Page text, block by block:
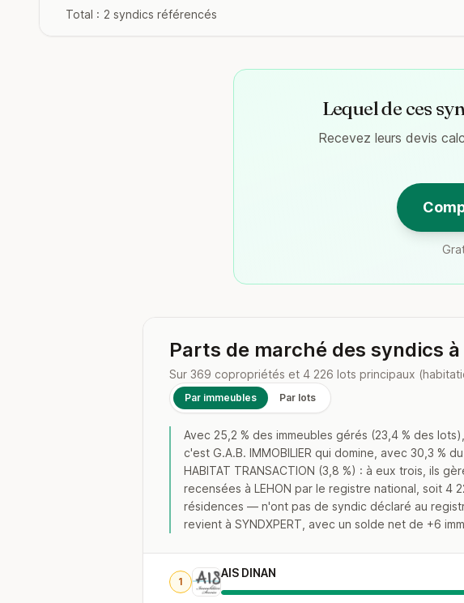
Total : 2 syndics référencés
Lequel de ces
Recevez leurs devis
Parts de marché des syndics à
Sur 369 copropriétés et 4 226 lots principaux
Par immeubles Par lots
Avec 25,2 % des immeubles gérés (23,4 % des
c'est G.A.B. IMMOBILIER qui domine, avec 30,3 %
HABITAT TRANSACTION (3,8 %) : à eux trois, ils
recensées à LEHON par le registre national, soit
résidences — n'ont pas de syndic déclaré au
revient à SYNDXPERT, avec un solde net de +6
1
AIS DINAN